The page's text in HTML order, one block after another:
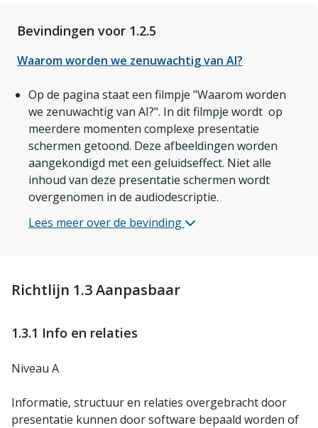
Bevindingen voor 1.2.5
Waarom worden we zenuwachtig van AI?
Op de pagina staat een filmpje "Waarom worden
we zenuwachtig van AI?". In dit filmpje wordt  op
meerdere momenten complexe presentatie
schermen getoond. Deze afbeeldingen worden
aangekondigd met een geluidseffect. Niet alle
inhoud van deze presentatie schermen wordt
overgenomen in de audiodescriptie.
Lees meer over de bevinding Waarom worden we
Richtlijn 1.3 Aanpasbaar
1.3.1 Info en relaties
Niveau A
Informatie, structuur en relaties overgebracht door
presentatie kunnen door software bepaald worden of